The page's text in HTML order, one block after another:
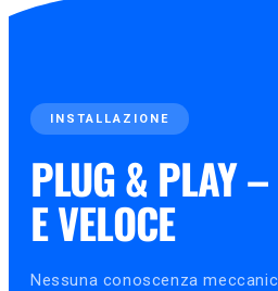
INSTALLAZIONE
PLUG & PLAY
E VELOCE
Nessuna conoscenza